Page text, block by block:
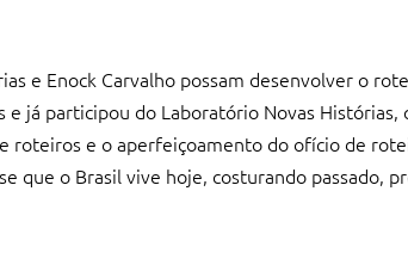
e Enock Carvalho possam desenvolver o
já participou do Laboratório Novas Histórias,
roteiros e o aperfeiçoamento do ofício de
que o Brasil vive hoje, costurando passado,